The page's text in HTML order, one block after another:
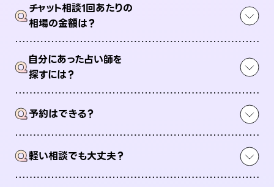
Qチャット相談1回あたりの
相場の金額は？
Q自分にあった占い師を
探すには？
Q予約はできる？
Q軽い相談でも大丈夫？